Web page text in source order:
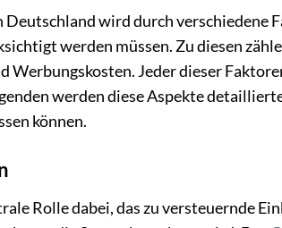
Deutschland wird durch verschiedene
werden müssen. Zu diesen
Werbungskosten. Jeder dieser
werden diese Aspekte
können.
Rolle dabei, das zu versteuernde